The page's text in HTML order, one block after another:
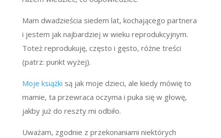
Mam dwadzieścia siedem lat, kochającego partnera
i jestem jak najbardziej w wieku reprodukcyjnym.
Toteż reprodukuję, często i gęsto, różne treści
(patrz: punkt wyżej).
Moje książki są jak moje dzieci, ale kiedy mówię to
mamie, ta przewraca oczyma i puka się w głowę,
jakby już do reszty mi odbiło.
Uważam, zgodnie z przekonaniami niektórych